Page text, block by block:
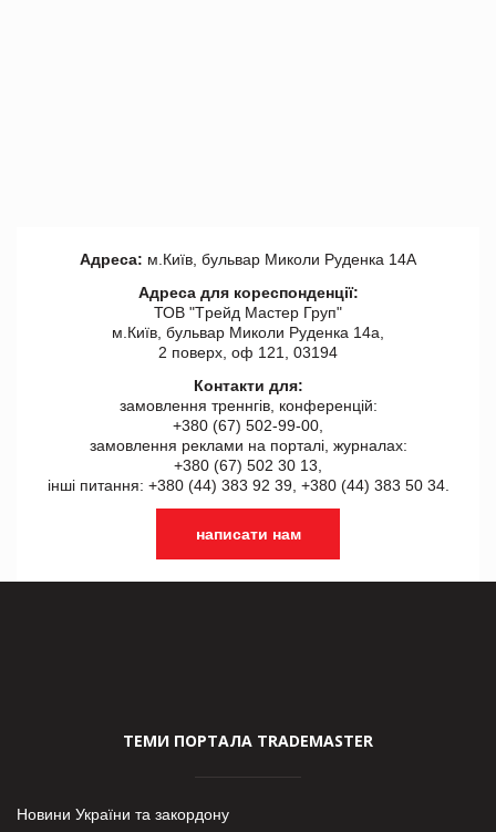
Адреса: м.Київ, бульвар Миколи Руденка 14А
Адреса для кореспонденції:
ТОВ "Tрейд Мастер Груп"
м.Київ, бульвар Миколи Руденка 14а,
2 поверх, оф 121, 03194
Контакти для:
замовлення треннгів, конференцій:
+380 (67) 502-99-00,
замовлення реклами на порталі, журналах:
+380 (67) 502 30 13,
інші питання: +380 (44) 383 92 39, +380 (44) 383 50 34.
написати нам
ТЕМИ ПОРТАЛА TRADEMASTER
Новини України та закордону